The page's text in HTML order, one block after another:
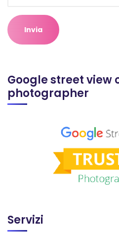
Google street view
photographer
Servizi